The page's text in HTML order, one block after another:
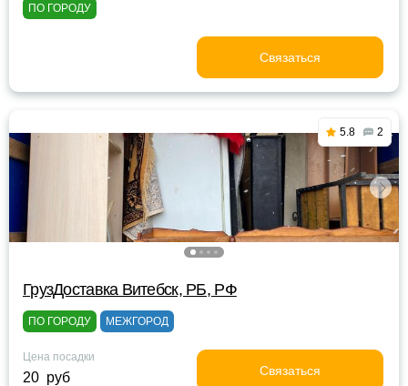
ПО ГОРОДУ
Связаться
5.8 2
ГрузДоставка Витебск, РБ, РФ
ПО ГОРОДУ МЕЖГОРОД
Цена посадки
20 руб Связаться